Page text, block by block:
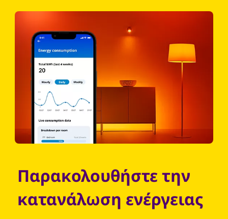
Παρακολουθήστε την
κατανάλωση ενέργειας